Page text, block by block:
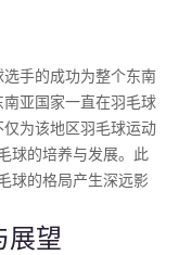
手的成功为整个东南
亚国家一直在羽毛球
为该地区羽毛球运动
球的培养与发展。此
球的格局产生深远影
展望